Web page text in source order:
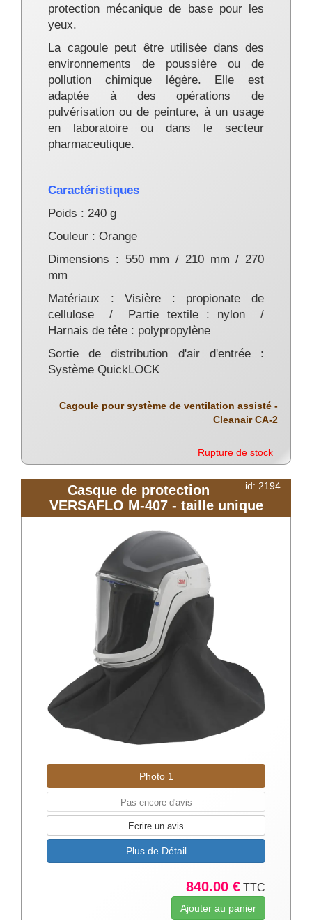
protection mécanique de base pour les
yeux.
La cagoule peut être utilisée dans des
environnements de poussière ou de
pollution chimique légère. Elle est
adaptée à des opérations de
pulvérisation ou de peinture, à un usage
en laboratoire ou dans le secteur
pharmaceutique.
Caractéristiques
Poids : 240 g
Couleur : Orange
Dimensions : 550 mm / 210 mm / 270
mm
Matériaux : Visière : propionate de
cellulose / Partie textile : nylon /
Harnais de tête : polypropylène
Sortie de distribution d'air d'entrée :
Système QuickLOCK
Cagoule pour système de ventilation assisté -
Cleanair CA-2
Rupture de stock
id: 2194
Casque de protection
VERSAFLO M-407 - taille unique
Photo 1
Pas encore d'avis
Ecrire un avis
Plus de Détail
840.00 € TTC